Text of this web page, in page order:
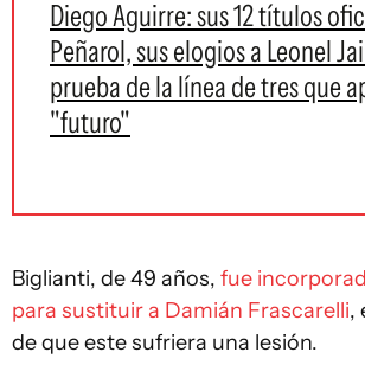
Diego Aguirre: sus 12 títulos
Peñarol, sus elogios a Leonel
prueba de la línea de tres que
"futuro"
Biglianti, de 49 años, fue
para sustituir a Damián Frascarelli,
de que este sufriera una lesión.